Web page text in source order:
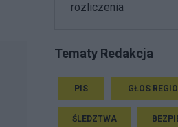
rozliczenia
Tematy Redakcja
PIS GŁOS
ŚLEDZTWA